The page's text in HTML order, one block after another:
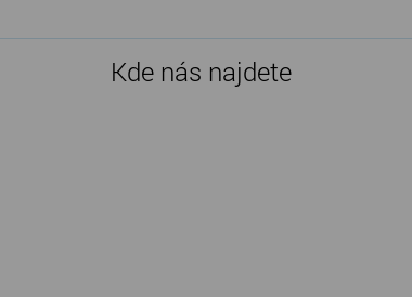
Kde nás najdete